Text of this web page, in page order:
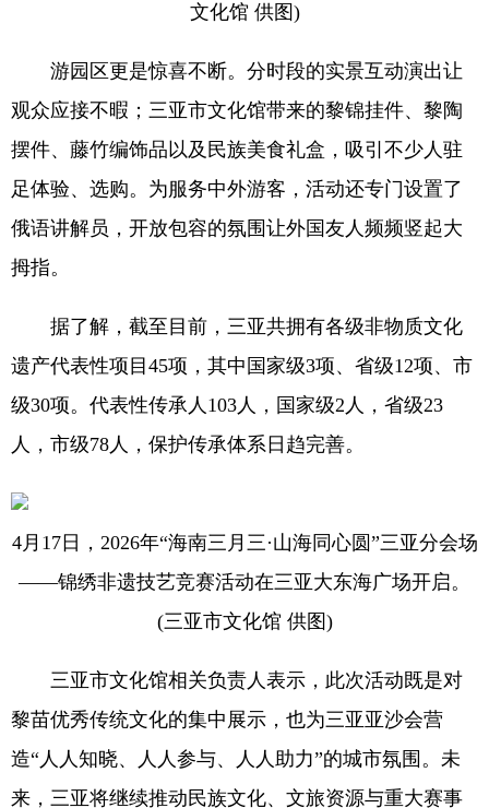
文化馆 供图)
游园区更是惊喜不断。分时段的实景互动演出让
观众应接不暇；三亚市文化馆带来的黎锦挂件、黎陶
摆件、藤竹编饰品以及民族美食礼盒，吸引不少人驻
足体验、选购。为服务中外游客，活动还专门设置了
俄语讲解员，开放包容的氛围让外国友人频频竖起大
拇指。
据了解，截至目前，三亚共拥有各级非物质文化
遗产代表性项目45项，其中国家级3项、省级12项、市
级30项。代表性传承人103人，国家级2人，省级23
人，市级78人，保护传承体系日趋完善。
4月17日，2026年“海南三月三·山海同心圆”三亚分会场
——锦绣非遗技艺竞赛活动在三亚大东海广场开启。
(三亚市文化馆 供图)
三亚市文化馆相关负责人表示，此次活动既是对
黎苗优秀传统文化的集中展示，也为三亚亚沙会营
造“人人知晓、人人参与、人人助力”的城市氛围。未
来，三亚将继续推动民族文化、文旅资源与重大赛事